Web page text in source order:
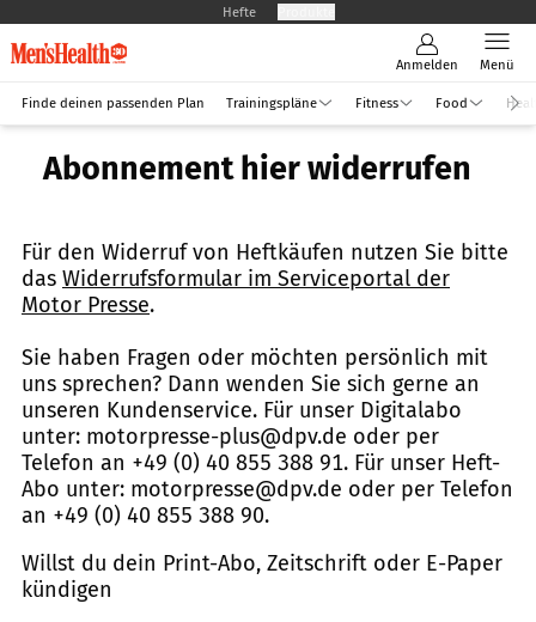
Hefte
Anmelden Menü
Finde deinen passenden Plan Trainingspläne Fitness Food
Abonnement hier widerrufen
Für den Widerruf von Heftkäufen nutzen Sie bitte
das Widerrufsformular im Serviceportal der
Motor Presse.
Sie haben Fragen oder möchten persönlich mit
uns sprechen? Dann wenden Sie sich gerne an
unseren Kundenservice. Für unser Digitalabo
unter: motorpresse-plus@dpv.de oder per
Telefon an +49 (0) 40 855 388 91. Für unser Heft-
Abo unter: motorpresse@dpv.de oder per Telefon
an +49 (0) 40 855 388 90.
Willst du dein Print-Abo, Zeitschrift oder E-Paper
kündigen